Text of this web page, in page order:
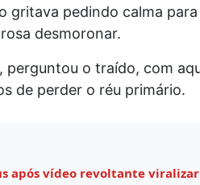
gritava pedindo calma
desmoronar.
perguntou o traído, com
de perder o réu primário.
após vídeo revoltante